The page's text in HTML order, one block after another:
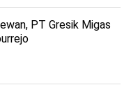
PT Gresik Migas